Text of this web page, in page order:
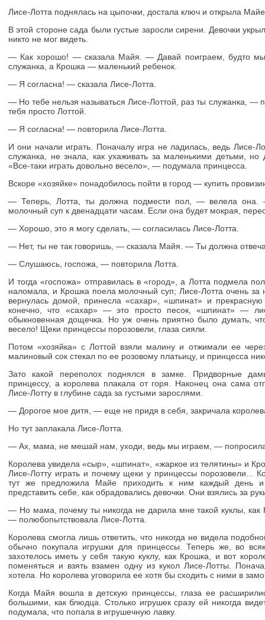
Лисе-Лотта поднялась на цыпочки, достала ключ и открыла Майе
В этой стороне сада были густые заросли сирени. Девочки
никто не мог видеть.
— Как хорошо! — сказала Майя. — Давай поиграем, будто
служанка, а Крошка — маленький ребенок.
— Я согласна! — сказала Лисе-Лотта.
— Но тебе нельзя называться Лисе-Лоттой, раз ты служанка,
тебя просто Лоттой.
— Я согласна! — повторила Лисе-Лотта.
И они начали играть. Поначалу игра не ладилась, ведь Лисе-
служанка, не знала, как ухаживать за маленькими детьми, но
«Все-таки играть довольно весело», — подумала принцесса.
Вскоре «хозяйке» понадобилось пойти в город — купить
— Теперь, Лотта, ты должна подмести пол, — велела она.
молочный суп к двенадцати часам. Если она будет мокрая,
— Хорошо, это я могу сделать, — согласилась Лисе-Лотта.
— Нет, ты не так говоришь, — сказала Майя. — Ты должна
— Слушаюсь, госпожа, — повторила Лотта.
И тогда «госпожа» отправилась в «город», а Лотта подмела
наломала, и Крошка поела молочный суп; Лисе-Лотта очень за
вернулась домой, принесла «сахар», «шпинат» и прекрасную
конечно, что «сахар» — это просто песок, «шпинат» —
обыкновенная дощечка. Но уж очень приятно было думать,
весело! Щеки принцессы порозовели, глаза сияли.
Потом «хозяйка» с Лоттой взяли малину и отжимали ее
малиновый сок стекал по ее розовому платьицу, и принцесса
Зато какой переполох поднялся в замке. Придворные
принцессу, а королева плакала от горя. Наконец она сама
Лисе-Лотту в глубине сада за густыми зарослями.
— Дорогое мое дитя, — еще не придя в себя, закричала
Но тут заплакала Лисе-Лотта.
— Ах, мама, не мешай нам, уходи, ведь мы играем, —
Королева увидела «сыр», «шпинат», «жаркое из телятины» и
Лисе-Лотту играть и почему щеки у принцессы порозовели...
тут же предложила Майе приходить к ним каждый день
представить себе, как обрадовались девочки. Они взялись за
— Но мама, почему ты никогда не дарила мне такой куклы, как
— полюбопытствовала Лисе-Лотта.
Королева смогла лишь ответить, что никогда не видела
обычно покупала игрушки для принцессы. Теперь же, во
захотелось иметь у себя такую куклу, как Крошка, и вот
поменяться и взять взамен одну из кукол Лисе-Лотты.
хотела. Но королева уговорила ее хотя бы сходить с ними в
Когда Майя вошла в детскую принцессы, глаза ее
большими, как блюдца. Столько игрушек сразу ей никогда
подумала, что попала в игрушечную лавку.